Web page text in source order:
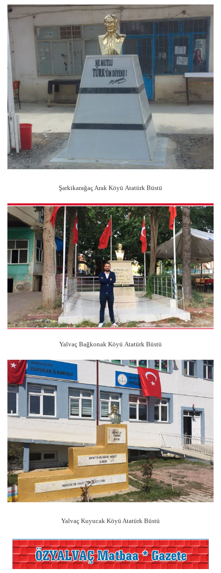
Şarkikarağaç Arak Köyü Atatürk Büstü
Yalvaç Bağkonak Köyü Atatürk Büstü
Yalvaç Kuyucak Köyü Atatürk Büstü